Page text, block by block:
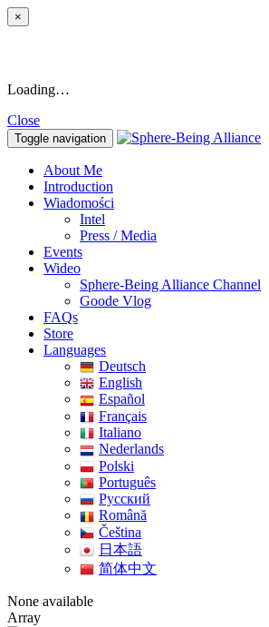
×
Loading…
Close
Toggle navigation
About Me
Introduction
Wiadomości
Intel
Press / Media
Events
Wideo
Sphere-Being Alliance Channel
Goode Vlog
FAQs
Store
Languages
Deutsch
English
Español
Français
Italiano
Nederlands
Polski
Português
Pусский
Română
Čeština
日本語
简体中文
None available
Array